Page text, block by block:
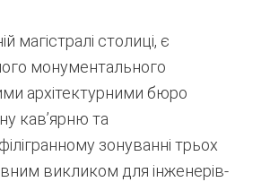
столиці, є
монументального
архітектурними бюро
кав’ярню та
зонуванні трьох
викликом для інженерів-